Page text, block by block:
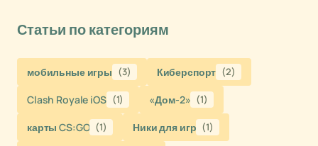
Статьи по категориям
мобильные игры (3) Киберспорт (2)
Clash Royale iOS (1) «Дом-2» (1)
карты CS:GO (1) Ники для игр (1)